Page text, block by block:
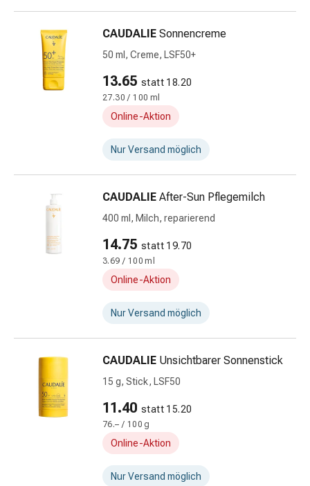
Hauterkrankungen
Ekzeme,
Juckreiz
Warzen
Fusspilz
Narben,Tinkturen
Trockene
Spröde
Schwitzen
Hyperhidrose
Unreine
Haut
Pickel
Fieberbläschen
Hautausschlag
CAUDALIE Sonnencreme
50 ml, Creme, LSF50+
13.65 statt 18.20
27.30 / 100 ml
Online-Aktion
Nur Versand möglich
CAUDALIE After-Sun Pflegemilch
400 ml, Milch, reparierend
14.75 statt 19.70
3.69 / 100 ml
Online-Aktion
Nur Versand möglich
CAUDALIE Unsichtbarer Sonnenstick
15 g, Stick, LSF50
11.40 statt 15.20
76.– / 100 g
Online-Aktion
Nur Versand möglich